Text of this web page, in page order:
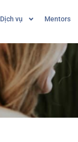
Dịch vụ Mentors